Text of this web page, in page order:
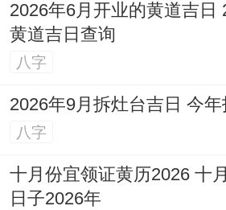
2026年6月开业的黄道吉日
黄道吉日查询
八字
2026年9月拆灶台吉日 今年
八字
十月份宜领证黄历2026 十
日子2026年